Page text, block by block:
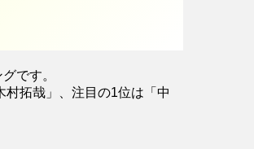
です。
拓哉」、注目の1位は「中